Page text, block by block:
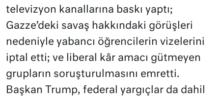
televizyon kanallarına baskı yaptı;
Gazze’deki savaş hakkındaki görüşleri
nedeniyle yabancı öğrencilerin vizelerini
iptal etti; ve liberal kâr amacı gütmeyen
grupların soruşturulmasını emretti.
Başkan Trump, federal yargıçlar da dahil